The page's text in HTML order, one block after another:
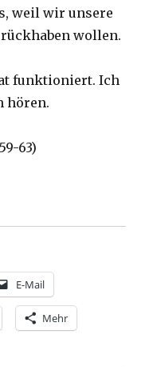
weil wir unsere
wollen.
funktioniert. Ich
hören.
63)
E-Mail
Mehr